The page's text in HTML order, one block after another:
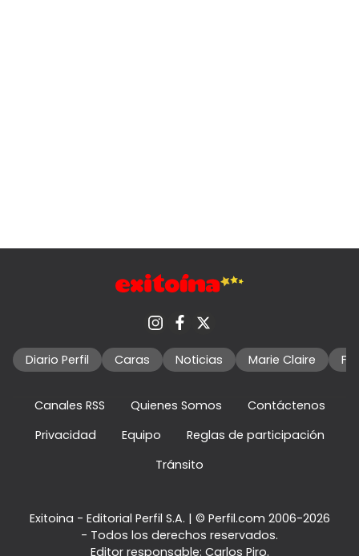
Diario Perfil Caras Noticias Marie Claire
Canales RSS Quienes Somos
Contáctenos
Privacidad
Equipo
Reglas de participación
Tránsito
Exitoina - Editorial Perfil S.A. | © Perfil.com 2006-2026
- Todos los derechos reservados.
Editor responsable: Carlos Piro.